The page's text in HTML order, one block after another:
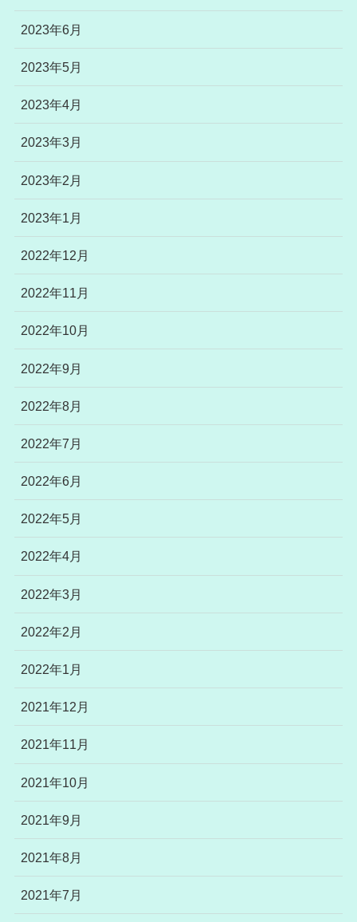
2023年6月
2023年5月
2023年4月
2023年3月
2023年2月
2023年1月
2022年12月
2022年11月
2022年10月
2022年9月
2022年8月
2022年7月
2022年6月
2022年5月
2022年4月
2022年3月
2022年2月
2022年1月
2021年12月
2021年11月
2021年10月
2021年9月
2021年8月
2021年7月